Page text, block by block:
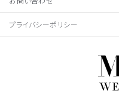
プライバシーポリシー